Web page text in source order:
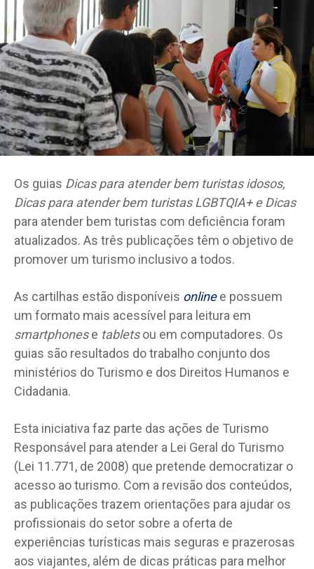
Os guias Dicas para atender bem turistas idosos,
Dicas para atender bem turistas LGBTQIA+ e Dicas
para atender bem turistas com deficiência foram
atualizados. As três publicações têm o objetivo de
promover um turismo inclusivo a todos.
As cartilhas estão disponíveis onlinee possuem
um formato mais acessível para leitura em
smartphonese tabletsou em computadores. Os
guias são resultados do trabalho conjunto dos
ministérios do Turismo e dos Direitos Humanos e
Cidadania.
Esta iniciativa faz parte das ações de Turismo
Responsável para atender a Lei Geral do Turismo
(Lei 11.771, de 2008) que pretende democratizar o
acesso ao turismo. Com a revisão dos conteúdos,
as publicações trazem orientações para ajudar os
profissionais do setor sobre a oferta de
experiências turísticas mais seguras e prazerosas
aos viajantes, além de dicas práticas para melhor